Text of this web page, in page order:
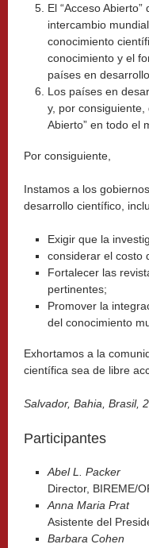
El “Acceso
intercambio
conocimiento
conocimiento y el
países en desarrollo.
Los países en
y, por
Abierto” en todo el
Por consiguiente,
Instamos a los
desarrollo científico,
Exigir que la
considerar el costo
Fortalecer las
pertinentes;
Promover la
del conocimiento
Exhortamos a la
científica sea de libre
Salvador, Bahia, Brasil,
Participantes
Abel L. Packer
Director, BIREME/
Anna Maria Prat
Asistente del
Barbara Cohen